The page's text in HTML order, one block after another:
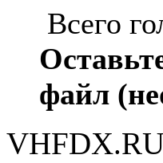
Всего
файл